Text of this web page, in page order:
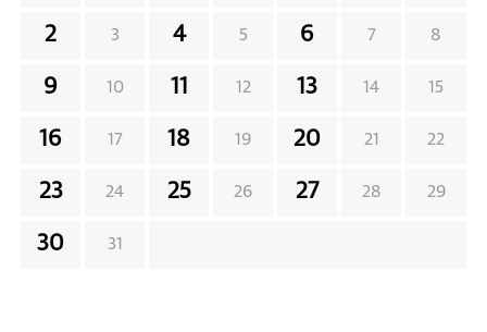
2 3 4 5 6 7 8
9 10 11 12 13 14 15
16 17 18 19 20 21 22
23 24 25 26 27 28 29
30 31